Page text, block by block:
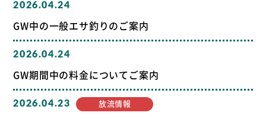
2026.04.24
GW中の一般エサ釣りのご案内
2026.04.24
GW期間中の料金についてご案内
2026.04.23 放流情報